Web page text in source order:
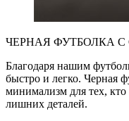
ЧЕРНАЯ ФУТБОЛКА
Благодаря нашим
быстро и легко. Черная
минимализм для тех,
лишних деталей.